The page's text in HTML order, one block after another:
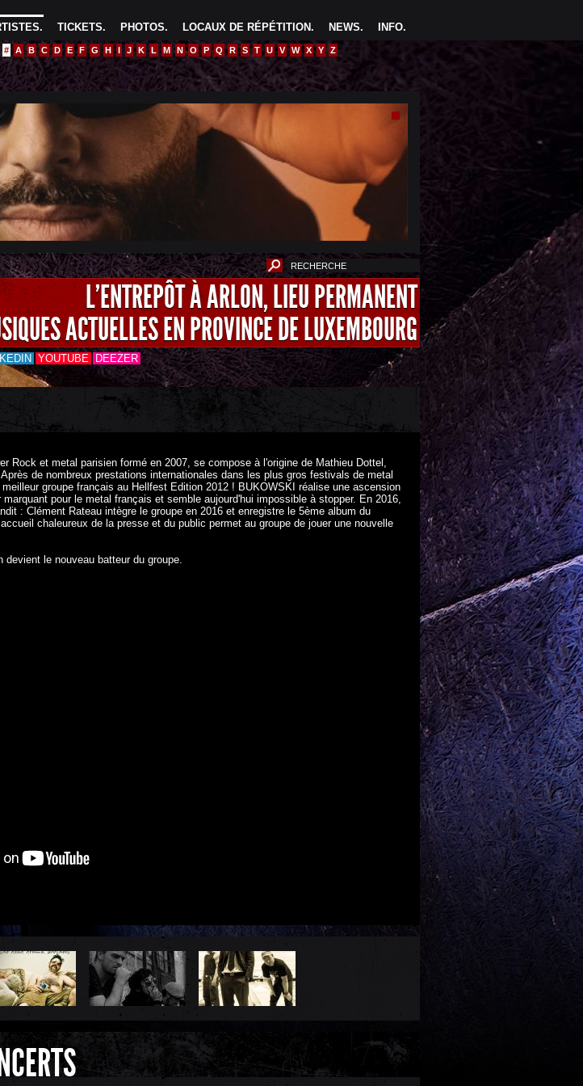
INFO.
NEWS.
LOCAUX DE RÉPÉTITION.
PHOTOS.
TICKETS.
.
# A B C D E F G H I J K L M N O P Q R S T U V W X Y Z
L'ENTREPÔT À ARLON, LIEU PERMANENT
ACTUELLES EN PROVINCE DE LUXEMBOURG
YOUTUBE DEEZER
Rock et metal parisien formé en 2007, se compose à l'origine de Mathieu Dottel,
de nombreux prestations internationales dans les plus gros festivals de metal
groupe français au Hellfest Edition 2012 ! BUKOWSKI réalise une ascension
pour le metal français et semble aujourd'hui impossible à stopper. En 2016,
: Clément Rateau intègre le groupe en 2016 et enregistre le 5ème album du
chaleureux de la presse et du public permet au groupe de jouer une nouvelle
devient le nouveau batteur du groupe.